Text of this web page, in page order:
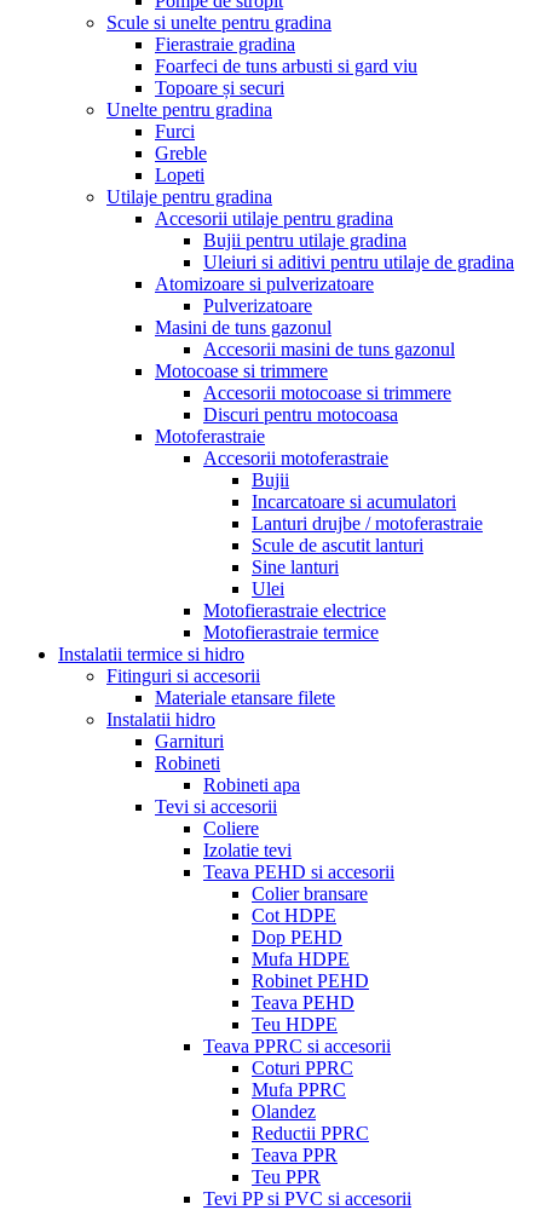
Scule si unelte pentru gradina
Fierastraie gradina
Foarfeci de tuns arbusti si gard viu
Topoare și securi
Unelte pentru gradina
Furci
Greble
Lopeti
Utilaje pentru gradina
Accesorii utilaje pentru gradina
Bujii pentru utilaje gradina
Uleiuri si aditivi pentru utilaje de gradina
Atomizoare si pulverizatoare
Pulverizatoare
Masini de tuns gazonul
Accesorii masini de tuns gazonul
Motocoase si trimmere
Accesorii motocoase si trimmere
Discuri pentru motocoasa
Motoferastraie
Accesorii motoferastraie
Bujii
Incarcatoare si acumulatori
Lanturi drujbe / motoferastraie
Scule de ascutit lanturi
Sine lanturi
Ulei
Motofierastraie electrice
Motofierastraie termice
Instalatii termice si hidro
Fitinguri si accesorii
Materiale etansare filete
Instalatii hidro
Garnituri
Robineti
Robineti apa
Tevi si accesorii
Coliere
Izolatie tevi
Teava PEHD si accesorii
Colier bransare
Cot HDPE
Dop PEHD
Mufa HDPE
Robinet PEHD
Teava PEHD
Teu HDPE
Teava PPRC si accesorii
Coturi PPRC
Mufa PPRC
Olandez
Reductii PPRC
Teava PPR
Teu PPR
Tevi PP si PVC si accesorii